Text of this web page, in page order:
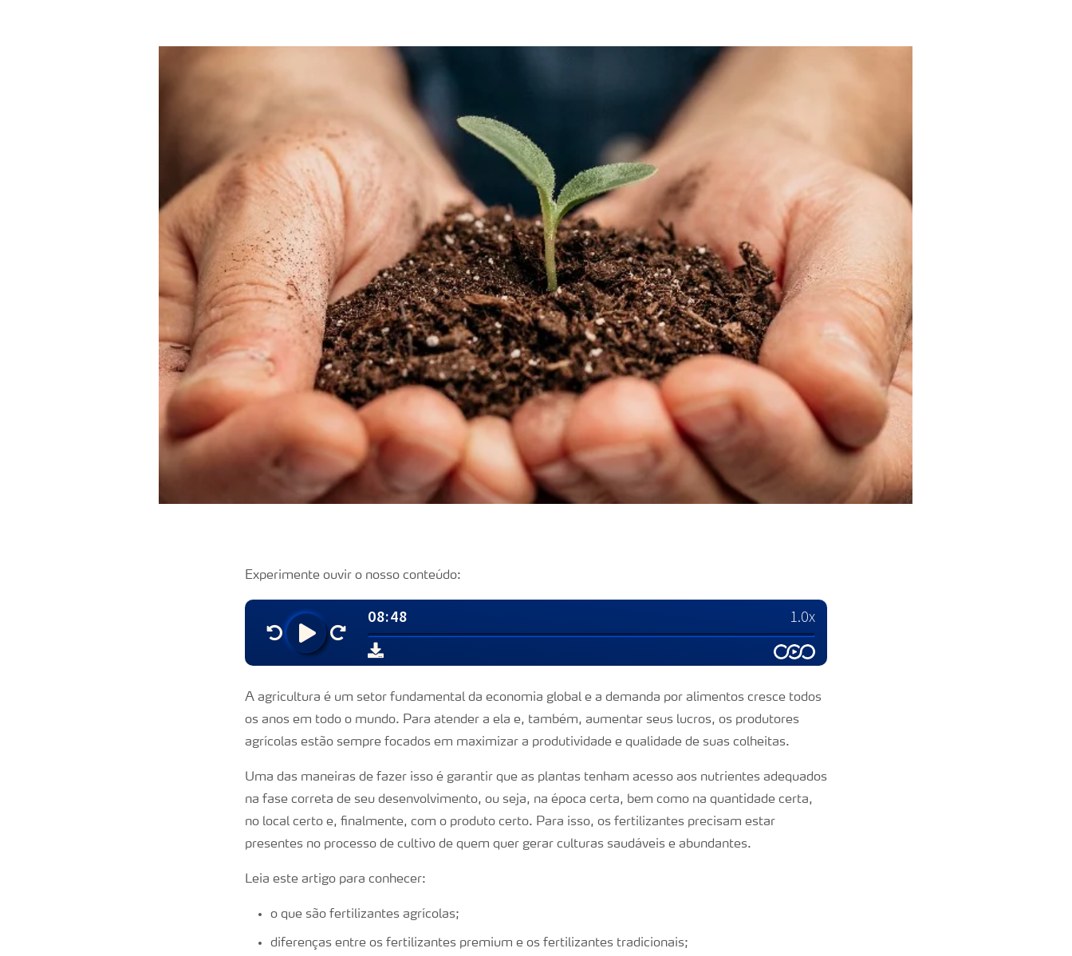
Experimente ouvir o nosso conteúdo:
A agricultura é um setor fundamental da economia global e a demanda por alimentos cresce todos
os anos em todo o mundo. Para atender a ela e, também, aumentar seus lucros, os produtores
agrícolas estão sempre focados em maximizar a produtividade e qualidade de suas colheitas.
Uma das maneiras de fazer isso é garantir que as plantas tenham acesso aos nutrientes adequados
na fase correta de seu desenvolvimento, ou seja, na época certa, bem como na quantidade certa,
no local certo e, finalmente, com o produto certo. Para isso, os fertilizantes precisam estar
presentes no processo de cultivo de quem quer gerar culturas saudáveis e abundantes.
Leia este artigo para conhecer:
o que são fertilizantes agrícolas;
diferenças entre os fertilizantes premium e os fertilizantes tradicionais;